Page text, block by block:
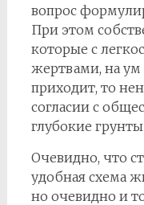
вопрос
При этом
которые с
жертвами, на ум
приходит, то
согласии с
глубокие
Очевидно, что
удобная схема
но очевидно и